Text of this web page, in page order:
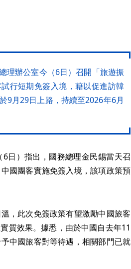
理辦公室今（6日）召開「旅遊振
行短期免簽入境，藉以促進訪韓
9月29日上路，持續至2026年6月
日）指出，國務總理金民錫當天召
國團客實施免簽入境，該項政策預
，此次免簽政策有望激勵中國旅客
質效果。據悉，由於中國自去年11
中國旅客對等待遇，相關部門已就